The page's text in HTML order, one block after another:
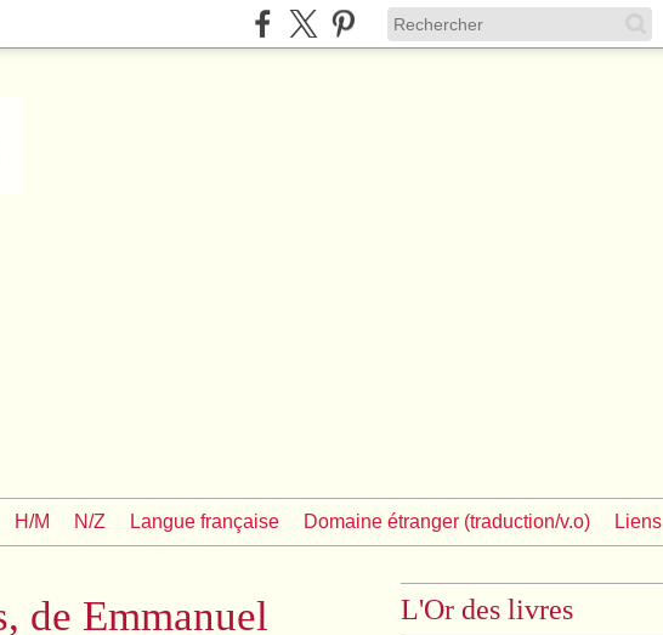
H/M N/Z Langue française Domaine étranger (traduction/v.o) Liens
de Emmanuel
L'Or des livres